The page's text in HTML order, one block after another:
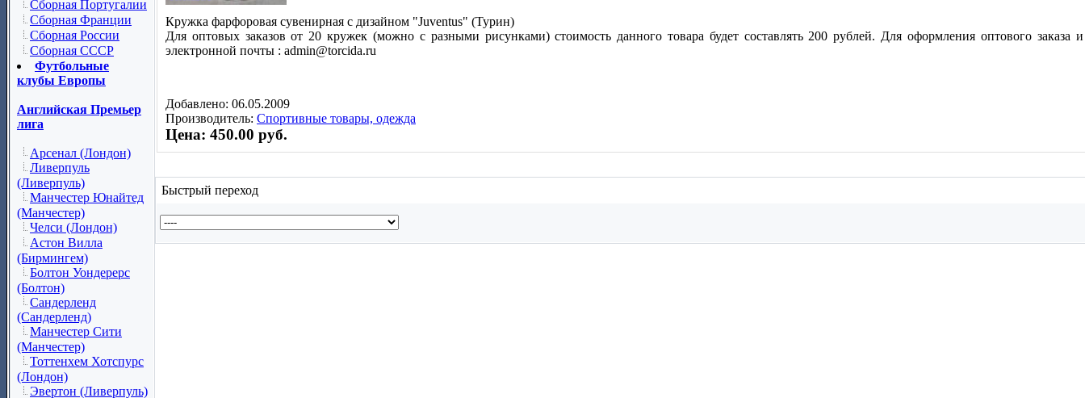
Сборная Португалии
Сборная Франции
Сборная России
Сборная СССР
Футбольные
клубы Европы
Английская Премьер
лига
Арсенал (Лондон)
Ливерпуль
(Ливерпуль)
Манчестер Юнайтед
(Манчестер)
Челси (Лондон)
Астон Вилла
(Бирмингем)
Болтон Уондерерс
(Болтон)
Сандерленд
(Сандерленд)
Манчестер Сити
(Манчестер)
Тоттенхем Хотспурс
(Лондон)
Эвертон (Ливерпуль)
Кружка фарфоровая сувенирная с дизайном "Juventus" (Турин)
Для оптовых заказов от 20 кружек (можно с разными рисунками) стоимость данного товара будет составлять 200 рублей. Для оформления оптового заказа
электронной почты : admin@torcida.ru
Добавлено: 06.05.2009
Производитель: Спортивные товары, одежда
Цена: 450.00 руб.
Быстрый переход